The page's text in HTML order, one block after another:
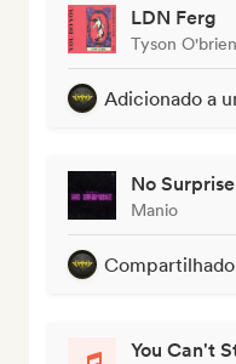
LDN Ferg
Tyson O'brien
Adicionado a
No Surprise
Manio
You Can't